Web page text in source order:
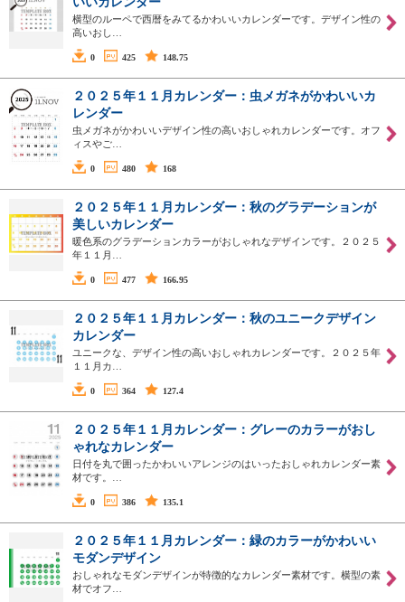
横型のルーペで西暦をみてるかわいいカレンダーです。デザイン性の
高いおし…
0 425 148.75
２０２５年１１月カレンダー：虫メガネがかわいいカ
レンダー
虫メガネがかわいいデザイン性の高いおしゃれカレンダーです。オフ
ィスやご…
0 480 168
２０２５年１１月カレンダー：秋のグラデーションが
美しいカレンダー
暖色系のグラデーションカラーがおしゃれなデザインです。２０２５
年１１月…
0 477 166.95
２０２５年１１月カレンダー：秋のユニークデザイン
カレンダー
ユニークな、デザイン性の高いおしゃれカレンダーです。２０２５年
１１月カ…
0 364 127.4
２０２５年１１月カレンダー：グレーのカラーがおし
ゃれなカレンダー
日付を丸で囲ったかわいいアレンジのはいったおしゃれカレンダー素
材です。…
0 386 135.1
２０２５年１１月カレンダー：緑のカラーがかわいい
モダンデザイン
おしゃれなモダンデザインが特徴的なカレンダー素材です。横型の素
材でオフ…